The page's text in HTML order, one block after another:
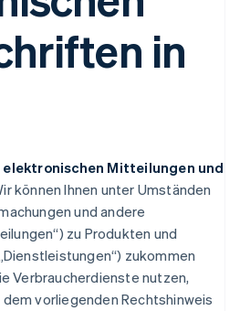
in
elektronischen Mitteilungen und
können Ihnen unter Umständen
und andere
zu Produkten und
zukommen
Verbraucherdienste nutzen,
vorliegenden Rechtshinweis